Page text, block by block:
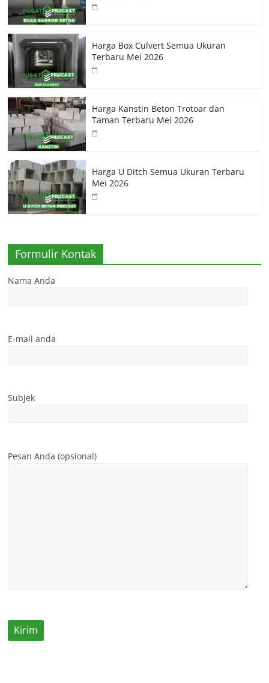
Harga Box Culvert Semua Ukuran
Terbaru Mei 2026
Harga Kanstin Beton Trotoar dan
Taman Terbaru Mei 2026
Harga U Ditch Semua Ukuran Terbaru
Mei 2026
Formulir Kontak
Nama Anda
E-mail anda
Subjek
Pesan Anda (opsional)